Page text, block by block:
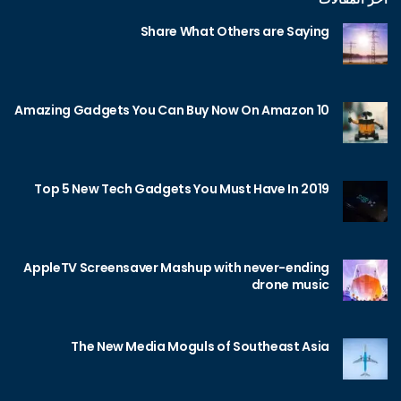
Share What Others are Saying
10 Amazing Gadgets You Can Buy Now On Amazon
Top 5 New Tech Gadgets You Must Have In 2019
AppleTV Screensaver Mashup with never-ending
drone music
The New Media Moguls of Southeast Asia